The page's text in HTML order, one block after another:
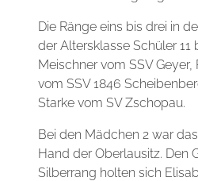
Die Ränge eins bis drei in
der Altersklasse Schüler 11
Meischner vom SSV
vom SSV 1846
Starke vom SV Zschopau.
Bei den Mädchen 2 war
Hand der Oberlausitz. Den
Silberrang holten sich